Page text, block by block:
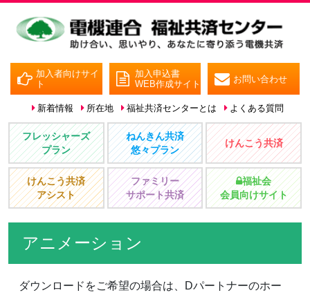
加入者向けサイ
ト
加入申込書
WEB作成サイト
お問い合わせ
新着情報 所在地 福祉共済センターとは よくある質問
フレッシャーズ
プラン
ねんきん共済
悠々プラン
けんこう共済
けんこう共済
アシスト
ファミリー
サポート共済
福祉会
会員向けサイト
アニメーション
ダウンロードをご希望の場合は、Dパートナーのホー